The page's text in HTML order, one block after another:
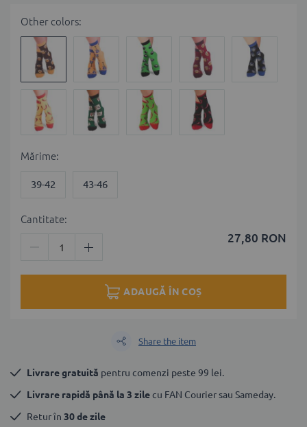
gallery
Other colors:
Мărime
39-42 43-46
27,80 RON
Cantitate:
ADAUGĂ ÎN COȘ
Share the item
Livrare gratuită pentru comenzi peste 99 lei.
Livrare rapidă până la 3 zile cu FAN Courier sau Sameday.
Retur în 30 de zile